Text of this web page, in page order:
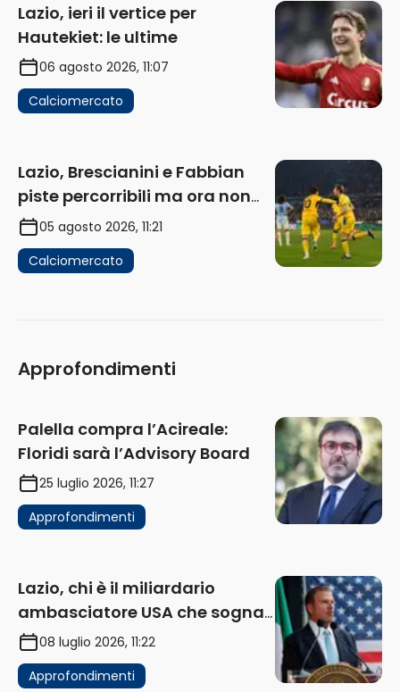
Lazio, ieri il vertice per
Hautekiet: le ultime
06 agosto 2026, 11:07
Calciomercato
Lazio, Brescianini e Fabbian
piste percorribili ma ora non
sono la priorità
05 agosto 2026, 11:21
Calciomercato
Approfondimenti
Palella compra l’Acireale:
Floridi sarà l’Advisory Board
25 luglio 2026, 11:27
Approfondimenti
Lazio, chi è il miliardario
ambasciatore USA che sogna
di acquistare un club in Italia
08 luglio 2026, 11:22
Approfondimenti